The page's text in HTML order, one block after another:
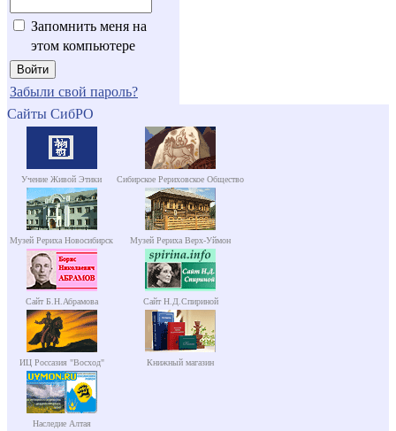
Запомнить меня на
этом компьютере
Забыли свой пароль?
Сайты СибРО
Учение Живой Этики Сибирское Рериховское Общество
Музей Рериха Новосибирск Музей Рериха Верх-Уймон
Сайт Б.Н.Абрамова Сайт Н.Д.Спириной
ИЦ Россазия "Восход" Книжный магазин
Наследие Алтая